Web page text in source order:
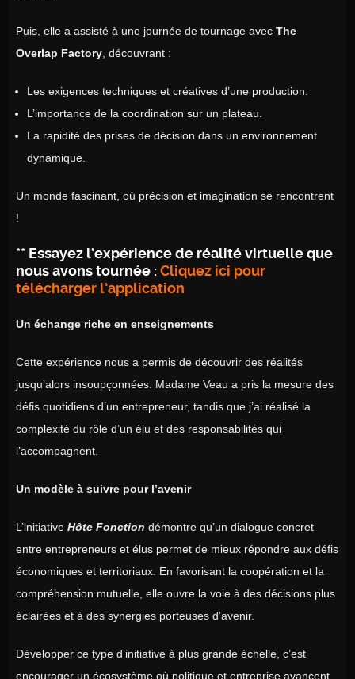
Puis, elle a assisté à une journée de tournage avec The
Overlap Factory , découvrant :
Les exigences techniques et créatives d’une production.
L’importance de la coordination sur un plateau.
La rapidité des prises de décision dans un environnement
dynamique.
Un monde fascinant, où précision et imagination se rencontrent
!
** Essayez l’expérience de réalité virtuelle que
nous avons tournée :Cliquez ici pour
télécharger l’application
Un échange riche en enseignements
Cette expérience nous a permis de découvrir des réalités
jusqu’alors insoupçonnées. Madame Veau a pris la mesure des
défis quotidiens d’un entrepreneur, tandis que j’ai réalisé la
complexité du rôle d’un élu et des responsabilités qui
l’accompagnent.
Un modèle à suivre pour l’avenir
L’initiative Hôte Fonction démontre qu’un dialogue concret
entre entrepreneurs et élus permet de mieux répondre aux défis
économiques et territoriaux. En favorisant la coopération et la
compréhension mutuelle, elle ouvre la voie à des décisions plus
éclairées et à des synergies porteuses d’avenir.
Développer ce type d’initiative à plus grande échelle, c’est
encourager un écosystème où politique et entreprise avancent